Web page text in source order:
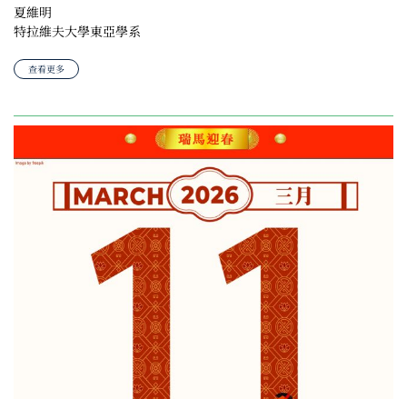
夏維明
特拉維夫大學東亞學系
查看更多